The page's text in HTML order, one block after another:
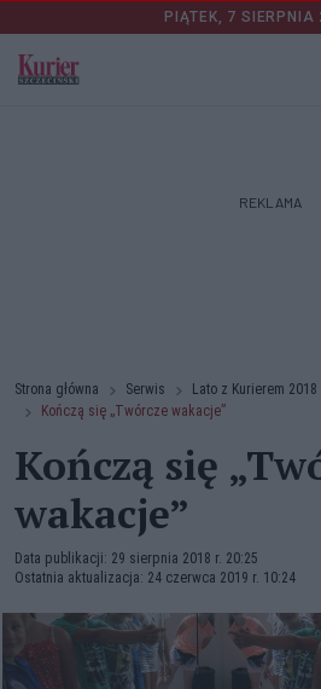
PIĄTEK, 7 SIERPNIA
REKLAMA
Strona główna Serwis
Lato z Kurierem 2018
Kończą się „Twórcze wakacje”
Kończą się
wakacje”
Data publikacji: 29 sierpnia 2018 r. 20:25
Ostatnia aktualizacja: 24 czerwca 2019 r. 10:24